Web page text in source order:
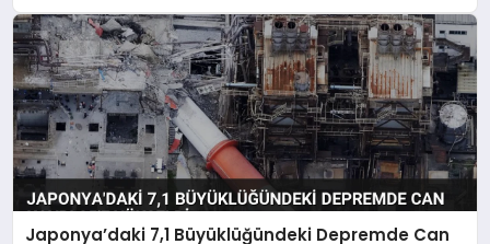
Japonya’daki 7,1 Büyüklüğündeki Depremde Can